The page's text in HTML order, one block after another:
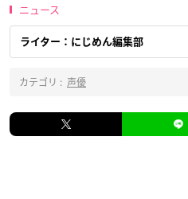
ニュース
ライター：にじめん編集部
カテゴリ : 声優